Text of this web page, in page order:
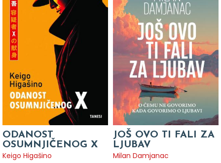
ODANOST
OSUMNJIČENOG X
Keigo Higašino
JOŠ OVO TI FALI ZA
LJUBAV
Milan Damjanac